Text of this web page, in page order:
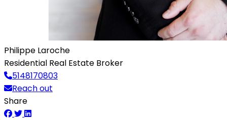
Philippe Laroche
Residential Real Estate Broker
5148170803
Reach out
Share